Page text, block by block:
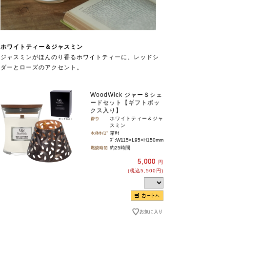
ホワイトティー＆ジャスミン
ジャスミンがほんのり香るホワイトティーに、レッドシ
ダーとローズのアクセント。
WoodWick ジャーＳシェ
ードセット【ギフトボッ
クス入り】
ホワイトティー＆ジャ
スミン
箱ｻｲ
ｽﾞ:W115×L95×H150mm
約25時間
5,000
円
(税込5,500円)